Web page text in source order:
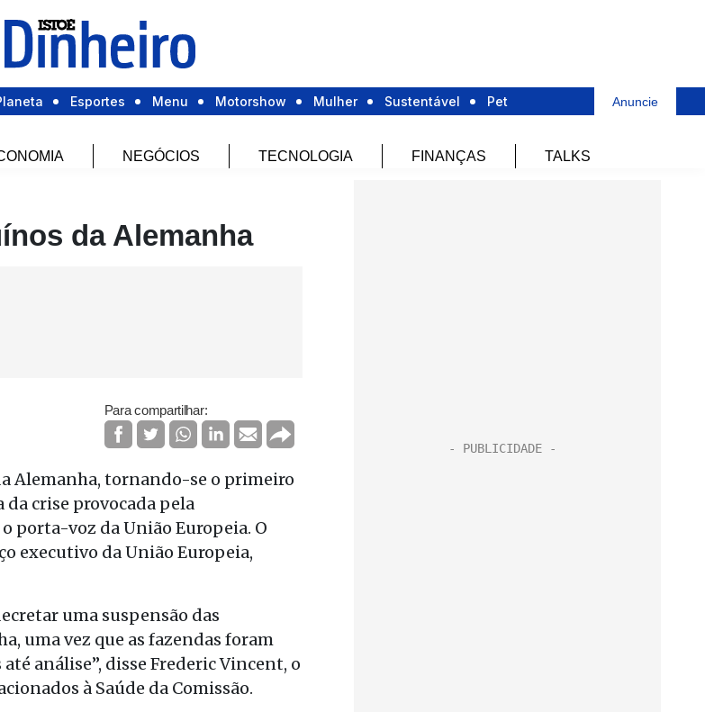
Esportes Menu Motorshow Mulher Sustentável Pet Anuncie
NEGÓCIOS TECNOLOGIA FINANÇAS TALKS
da Alemanha
Para compartilhar:
Alemanha, tornando-se o primeiro
da crise provocada pela
porta-voz da União Europeia. O
executivo da União Europeia,
uma suspensão das
uma vez que as fazendas foram
análise”, disse Frederic Vincent, o
à Saúde da Comissão.